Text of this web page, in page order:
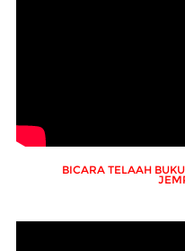
BICARA TELAAH